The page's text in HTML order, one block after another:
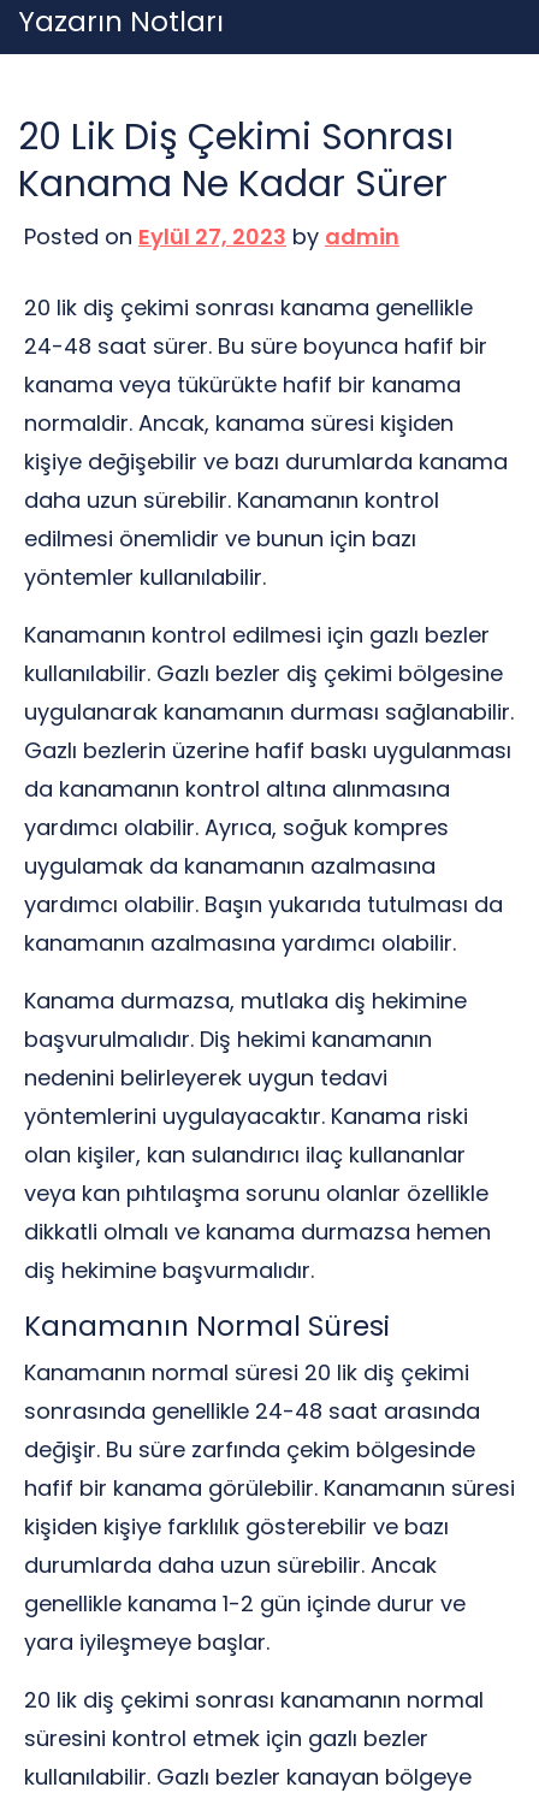
Skip
to
Yazarın Notları
20 Lik Diş Çekimi Sonrası
Kanama Ne Kadar Sürer
Posted on Eylül 27, 2023 by admin
20 lik diş çekimi sonrası kanama genellikle
24-48 saat sürer. Bu süre boyunca hafif bir
kanama veya tükürükte hafif bir kanama
normaldir. Ancak, kanama süresi kişiden
kişiye değişebilir ve bazı durumlarda kanama
daha uzun sürebilir. Kanamanın kontrol
edilmesi önemlidir ve bunun için bazı
yöntemler kullanılabilir.
Kanamanın kontrol edilmesi için gazlı bezler
kullanılabilir. Gazlı bezler diş çekimi bölgesine
uygulanarak kanamanın durması sağlanabilir.
Gazlı bezlerin üzerine hafif baskı uygulanması
da kanamanın kontrol altına alınmasına
yardımcı olabilir. Ayrıca, soğuk kompres
uygulamak da kanamanın azalmasına
yardımcı olabilir. Başın yukarıda tutulması da
kanamanın azalmasına yardımcı olabilir.
Kanama durmazsa, mutlaka diş hekimine
başvurulmalıdır. Diş hekimi kanamanın
nedenini belirleyerek uygun tedavi
yöntemlerini uygulayacaktır. Kanama riski
olan kişiler, kan sulandırıcı ilaç kullananlar
veya kan pıhtılaşma sorunu olanlar özellikle
dikkatli olmalı ve kanama durmazsa hemen
diş hekimine başvurmalıdır.
Kanamanın Normal Süresi
Kanamanın normal süresi 20 lik diş çekimi
sonrasında genellikle 24-48 saat arasında
değişir. Bu süre zarfında çekim bölgesinde
hafif bir kanama görülebilir. Kanamanın süresi
kişiden kişiye farklılık gösterebilir ve bazı
durumlarda daha uzun sürebilir. Ancak
genellikle kanama 1-2 gün içinde durur ve
yara iyileşmeye başlar.
20 lik diş çekimi sonrası kanamanın normal
süresini kontrol etmek için gazlı bezler
kullanılabilir. Gazlı bezler kanayan bölgeye